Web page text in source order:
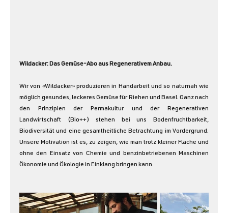
Wildacker: Das Gemüse-Abo aus Regenerativem Anbau.
Wir von «Wildacker» produzieren in Handarbeit und so naturnah wie
möglich gesundes, leckeres Gemüse für Riehen und Basel. Ganz nach
den Prinzipien der Permakultur und der Regenerativen
Landwirtschaft (Bio++) stehen bei uns Bodenfruchtbarkeit,
Biodiversität und eine gesamtheitliche Betrachtung im Vordergrund.
Unsere Motivation ist es, zu zeigen, wie man trotz kleiner Fläche und
ohne den Einsatz von Chemie und benzinbetriebenen Maschinen
Ökonomie und Ökologie in Einklang bringen kann.